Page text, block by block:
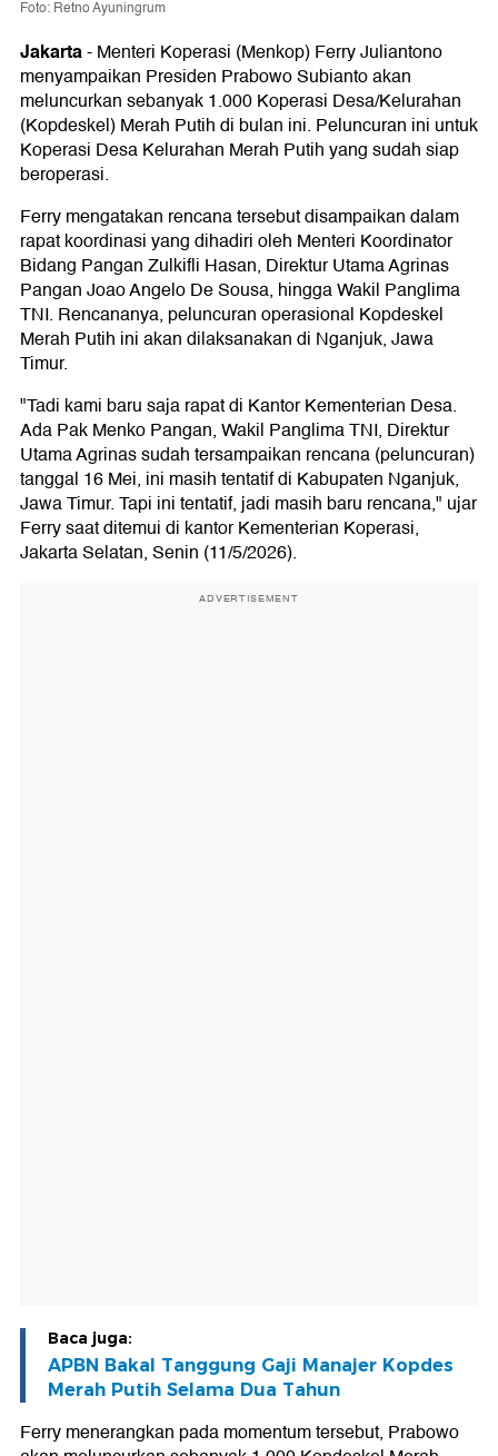
Foto: Retno Ayuningrum
Jakarta-Menteri Koperasi (Menkop) Ferry Juliantono
menyampaikan Presiden Prabowo Subianto akan
meluncurkan sebanyak 1.000 Koperasi Desa/Kelurahan
(Kopdeskel) Merah Putih di bulan ini. Peluncuran ini untuk
Koperasi Desa Kelurahan Merah Putih yang sudah siap
beroperasi.
Ferry mengatakan rencana tersebut disampaikan dalam
rapat koordinasi yang dihadiri oleh Menteri Koordinator
Bidang Pangan Zulkifli Hasan, Direktur Utama Agrinas
Pangan Joao Angelo De Sousa, hingga Wakil Panglima
TNI. Rencananya, peluncuran operasional Kopdeskel
Merah Putih ini akan dilaksanakan di Nganjuk, Jawa
Timur.
"Tadi kami baru saja rapat di Kantor Kementerian Desa.
Ada Pak Menko Pangan, Wakil Panglima TNI, Direktur
Utama Agrinas sudah tersampaikan rencana (peluncuran)
tanggal 16 Mei, ini masih tentatif di Kabupaten Nganjuk,
Jawa Timur. Tapi ini tentatif, jadi masih baru rencana," ujar
Ferry saat ditemui di kantor Kementerian Koperasi,
Jakarta Selatan, Senin (11/5/2026).
ADVERTISEMENT
Baca juga:
APBN Bakal Tanggung Gaji Manajer Kopdes
Merah Putih Selama Dua Tahun
Ferry menerangkan pada momentum tersebut, Prabowo